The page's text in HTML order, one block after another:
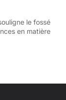
le fossé
en matière